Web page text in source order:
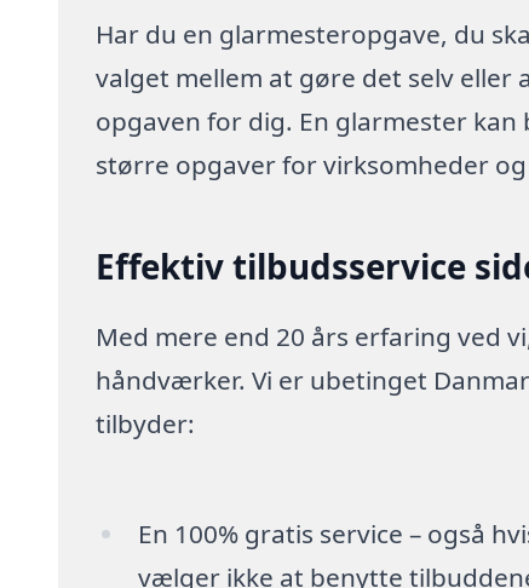
Har du en glarmesteropgave, du
valget mellem at gøre det selv
opgaven for dig. En glarmester
større opgaver for virksomheder
Effektiv tilbudsservice
Med mere end 20 års erfaring ved
håndværker. Vi er ubetinget
tilbyder:
En 100% gratis service – også
vælger ikke at benytte